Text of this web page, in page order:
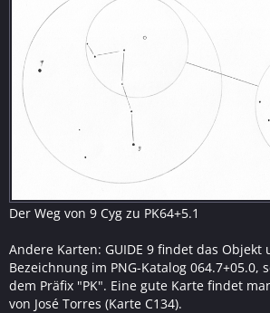
Der Weg von 9 Cyg zu PK64+5.1
Andere Karten: GUIDE 9 findet das Objekt
Bezeichnung im PNG-Katalog 064.7+05.0,
dem Präfix "PK". Eine gute Karte findet
von José Torres (Karte C134).